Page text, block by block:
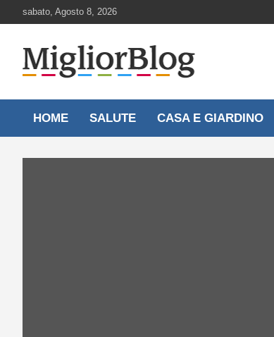
to
sabato, Agosto 8, 2026
MigliorBlog.it
HOME SALUTE CASA E GIARDINO